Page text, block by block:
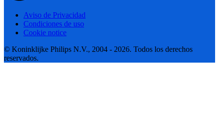
Aviso de Privacidad
Condiciones de uso
Cookie notice
© Koninklijke Philips N.V., 2004 - 2026. Todos los derechos
reservados.